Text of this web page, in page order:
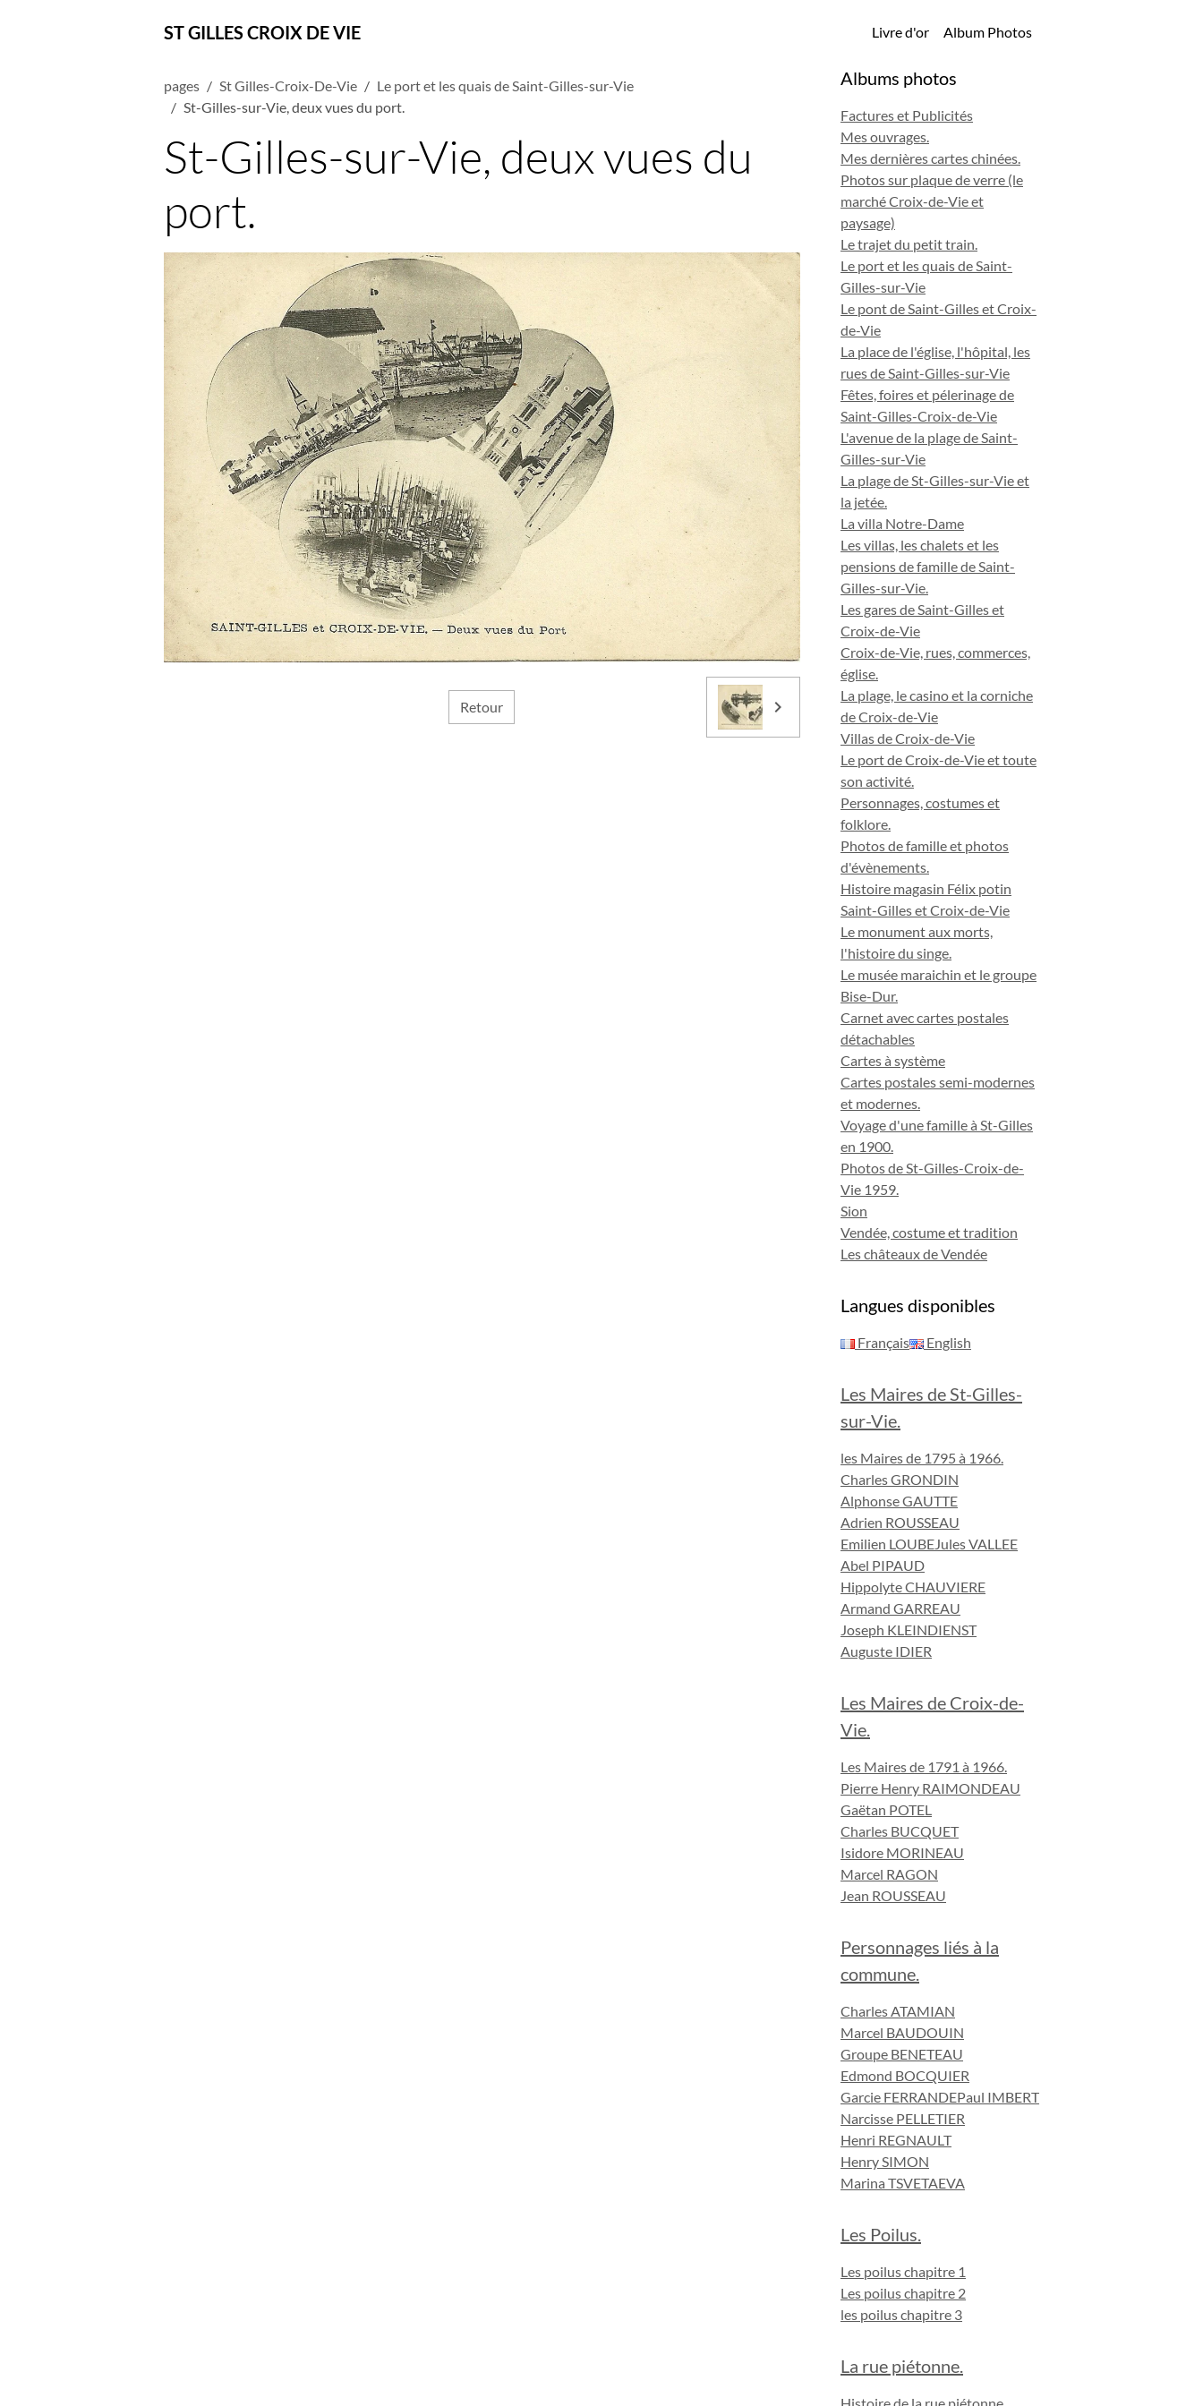
ST GILLES CROIX DE VIE Livre d'or Album Photos
pages St Gilles-Croix-De-Vie
Le port et les quais de Saint-Gilles-sur-Vie
St-Gilles-sur-Vie, deux vues du port.
St-Gilles-sur-Vie, deux vues du
port.
Retour
Albums photos
Factures et Publicités
Mes ouvrages.
Mes dernières cartes chinées.
Photos sur plaque de verre (le
marché Croix-de-Vie et
paysage)
Le trajet du petit train.
Le port et les quais de Saint-
Gilles-sur-Vie
Le pont de Saint-Gilles et Croix-
de-Vie
La place de l'église, l'hôpital, les
rues de Saint-Gilles-sur-Vie
Fêtes, foires et pélerinage de
Saint-Gilles-Croix-de-Vie
L'avenue de la plage de Saint-
Gilles-sur-Vie
La plage de St-Gilles-sur-Vie et
la jetée.
La villa Notre-Dame
Les villas, les chalets et les
pensions de famille de Saint-
Gilles-sur-Vie.
Les gares de Saint-Gilles et
Croix-de-Vie
Croix-de-Vie, rues, commerces,
église.
La plage, le casino et la corniche
de Croix-de-Vie
Villas de Croix-de-Vie
Le port de Croix-de-Vie et toute
son activité.
Personnages, costumes et
folklore.
Photos de famille et photos
d'évènements.
Histoire magasin Félix potin
Saint-Gilles et Croix-de-Vie
Le monument aux morts,
l'histoire du singe.
Le musée maraichin et le groupe
Bise-Dur.
Carnet avec cartes postales
détachables
Cartes à système
Cartes postales semi-modernes
et modernes.
Voyage d'une famille à St-Gilles
en 1900.
Photos de St-Gilles-Croix-de-
Vie 1959.
Sion
Vendée, costume et tradition
Les châteaux de Vendée
Langues disponibles
Français English
Les Maires de St-Gilles-
sur-Vie.
les Maires de 1795 à 1966.
Charles GRONDIN
Alphonse GAUTTE
Adrien ROUSSEAU
Emilien LOUBEJules VALLEE
Abel PIPAUD
Hippolyte CHAUVIERE
Armand GARREAU
Joseph KLEINDIENST
Auguste IDIER
Les Maires de Croix-de-
Vie.
Les Maires de 1791 à 1966.
Pierre Henry RAIMONDEAU
Gaëtan POTEL
Charles BUCQUET
Isidore MORINEAU
Marcel RAGON
Jean ROUSSEAU
Personnages liés à la
commune.
Charles ATAMIAN
Marcel BAUDOUIN
Groupe BENETEAU
Edmond BOCQUIER
Garcie FERRANDEPaul IMBERT
Narcisse PELLETIER
Henri REGNAULT
Henry SIMON
Marina TSVETAEVA
Les Poilus.
Les poilus chapitre 1
Les poilus chapitre 2
les poilus chapitre 3
La rue piétonne.